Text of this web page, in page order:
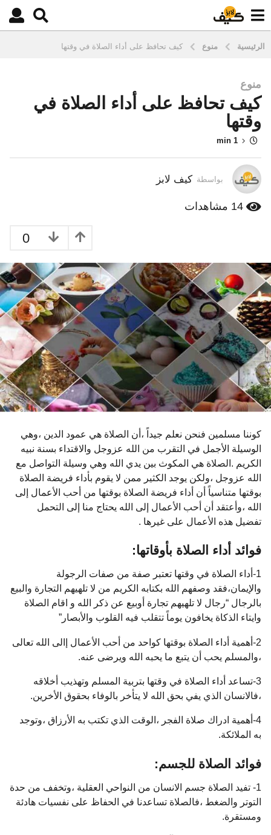
الرئيسية منوع كيف تحافظ على أداء الصلاة في وقتها
1
0
ن
و
ت
م
ن
ن
و
ا
ت
م
ذ
منوع
كيف تحافظ على أداء الصلاة في
وقتها
1 min
بواسطة كيف لابز
14 مشاهدات
0
كوننا مسلمين فنحن نعلم جيداً ،أن الصلاة هي عمود الدين ،وهي
الوسيلة الأجمل في التقرب من الله عزوجل والاقتداء بسنة نبيه
الكريم .الصلاة هي المكوث بين يدي الله وهي وسيلة التواصل مع
الله عزوجل ،ولكن يوجد الكثير ممن لا يقوم بأداء فريضة الصلاة
بوقتها متناسياً أن أداء فريضة الصلاة بوقتها من أحب الأعمال إلى
الله ،وأعتقد أن أحب الأعمال إلى الله يحتاج منا إلى التحمل
تفضيل هذه الأعمال على غيرها .
فوائد أداء الصلاة بأوقاتها:
1-أداء الصلاة في وقتها تعتبر صفة من صفات الرجولة
والإيمان،فقد وصفهم الله بكتابه الكريم من لا تلهيهم التجارة والبيع
بالرجال “رجال لا تلهيهم تجارة أوبيع عن ذكر الله و اقام الصلاة
وايتاء الذكاة يخافون يوماً تتقلب فيه القلوب والأبصار”
2-أهمية أداء الصلاة بوقتها كواحد من أحب الأعمال إالى الله تعالى
،والمسلم يحب أن يتبع ما يحبه الله ويرضى عنه.
3-تساعد أداء الصلاة في وقتها بتربية المسلم وتهذيب أخلاقه
،فالانسان الذي يفي بحق الله لا يتأخر بالوفاء بحقوق الأخرين.
4-أهمية ادراك صلاة الفجر ،الوقت الذي تكتب به الأرزاق ،وتوجد
به الملائكة.
فوائد الصلاة للجسم:
1- تفيد الصلاة جسم الانسان من النواحي العقلية ،وتخفف من حدة
التوتر والضغط ،فالصلاة تساعدنا في الحفاظ على نفسيات هادئة
ومستقرة.